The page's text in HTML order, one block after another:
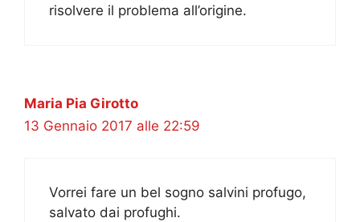
risolvere il problema all’origine.
Maria Pia Girotto
13 Gennaio 2017 alle 22:59
Vorrei fare un bel sogno salvini profugo,
salvato dai profughi.